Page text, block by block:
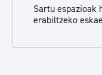
Sartu espazioak
erabiltzeko